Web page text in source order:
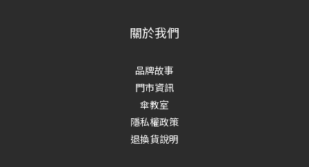
關於我們
品牌故事
門市資訊
傘教室
隱私權政策
退換貨說明